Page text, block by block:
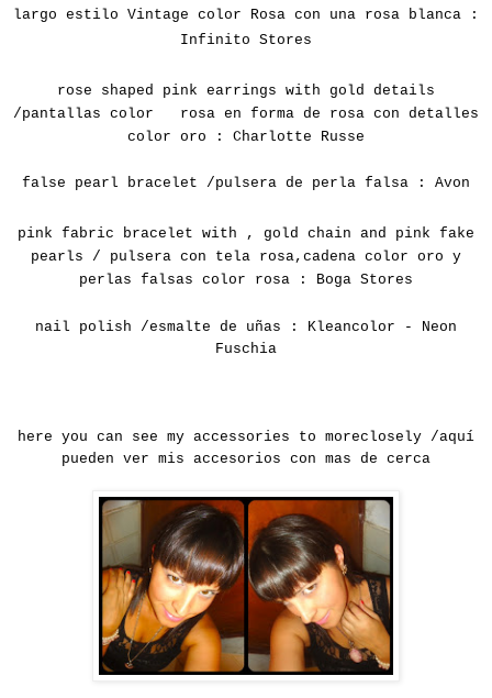
largo estilo Vintage color Rosa con una rosa blanca :
Infinito Stores
rose shaped pink earrings with gold
details
/pantallas color rosa en forma de rosa con detalles
color oro : Charlotte Russe
false pearl bracelet /pulsera de perla falsa : Avon
pink fabric bracelet with , gold chain and pink fake
pearls / pulsera con tela rosa,cadena color oro y
perlas falsas color rosa : Boga Stores
nail polish /esmalte de uñas : Kleancolor - Neon
Fuschia
here you can see my accessories to moreclosely /aquí
pueden ver mis accesorios con mas de cerca